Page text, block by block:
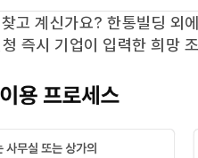
고 계신가요? 한통빌딩 외
즉시 기업이 입력한 희망